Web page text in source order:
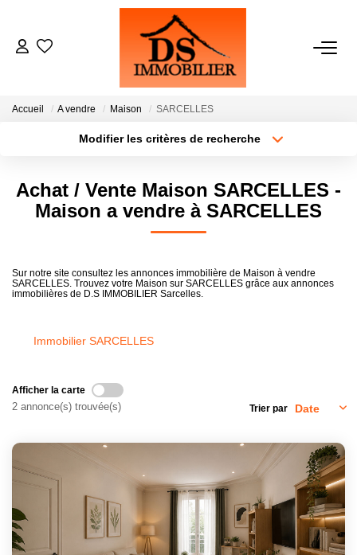
ACHATS
NOTRE AGENCE
Accueil A vendre Maison SARCELLES
Modifier les critères de recherche
Sélectionnez...
Type de bien
Surface min
Créer une alerte
Achat / Vente Maison SARCELLES -
Maison a vendre à SARCELLES
Sur notre site consultez les annonces immobilière de Maison à vendre
SARCELLES. Trouvez votre Maison sur SARCELLES grâce aux annonces
immobilières de D.S IMMOBILIER Sarcelles.
Immobilier SARCELLES
Afficher la carte
2 annonce(s) trouvée(s) Trier par